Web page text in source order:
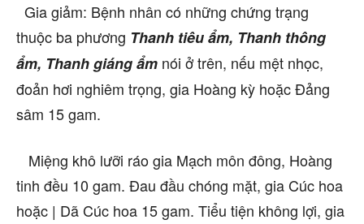
Gia giảm: Bệnh nhân có những chứng trạng
thuộc ba phương Thanh tiêu ẩm, Thanh thông
ẩm, Thanh giáng ẩm nói ở trên, nếu mệt nhọc,
đoản hơi nghiêm trọng, gia Hoàng kỳ hoặc Đảng
sâm 15 gam.
Miệng khô lưỡi ráo gia Mạch môn đông, Hoàng
tinh đều 10 gam. Đau đầu chóng mặt, gia Cúc hoa
hoặc | Dã Cúc hoa 15 gam. Tiểu tiện không lợi, gia